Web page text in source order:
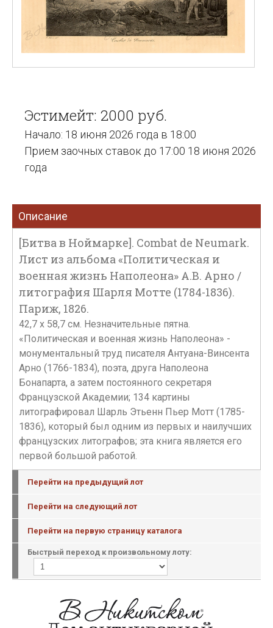
Эстимейт: 2000 руб.
Начало: 18 июня 2026 года в 18:00
Прием заочных ставок до 17:00 18 июня 2026
года
Описание
[Битва в Ноймарке]. Combat de Neumark.
Лист из альбома «Политическая и
военная жизнь Наполеона» А.В. Арно /
литография Шарля Мотте (1784-1836).
Париж, 1826.
42,7 х 58,7 см. Незначительные пятна.
«Политическая и военная жизнь Наполеона» -
монументальный труд писателя Антуана-Винсента
Арно (1766-1834), поэта, друга Наполеона
Бонапарта, а затем постоянного секретаря
Французской Академии; 134 картины
литографировал Шарль Этьенн Пьер Мотт (1785-
1836), который был одним из первых и наилучших
французских литографов; эта книга является его
первой большой работой.
Перейти на предыдущий лот
Перейти на следующий лот
Перейти на первую страницу каталога
Быстрый переход к произвольному лоту: